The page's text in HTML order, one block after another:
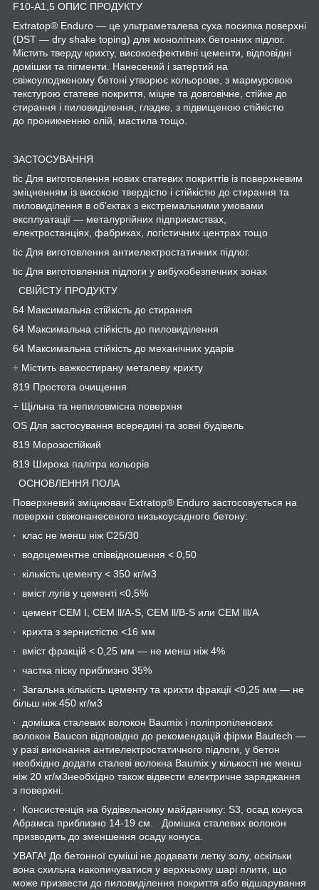
F10-A1,5 ОПИС ПРОДУКТУ
Extratop® Enduro — це ультраметалева суха посипка поверхні
(DST — dry shake toping) для монолітних бетонних підлог.
Містить тверду крихту, високоефективні цементи, відповідні
домішки та пігменти. Нанесений і затертий на
свіжоулодженому бетоні утворює кольорове, з мармуровою
текстурою статеве покриття, міцне та довговічне, стійке до
стирання і пиловиділення, гладке, з підвищеною стійкістю
до проникненню олій, мастила тощо.
ЗАСТОСУВАННЯ
tic Для виготовлення нових статевих покриттів із поверхневим
зміцненням із високою твердістю і стійкістю до стирання та
пиловиділення в об'єктах з екстремальними умовами
експлуатації — металургійних підприємствах,
електростанціях, фабриках, логістичних центрах тощо
tic Для виготовлення антиелектростатичних підлог.
tic Для виготовлення підлоги у вибухобезпечних зонах
СВІЙСТУ ПРОДУКТУ
64 Максимальна стійкість до стирання
64 Максимальна стійкість до пиловиділення
64 Максимальна стійкість до механічних ударів
÷ Містить важкостирану металеву крихту
819 Простота очищення
÷ Щільна та непиловмісна поверхня
OS Для застосування всередині та зовні будівель
819 Морозостійкий
819 Широка палітра кольорів
ОСНОВЛЕННЯ ПОЛА
Поверхневий зміцнювач Extratop® Enduro застосовується на
поверхні свіжонанесеного низькоусадного бетону:
· клас не менш ніж C25/30
· водоцементне співвідношення < 0,50
· кількість цементу < 350 кг/м3
· вміст лугів у цементі <0,5%
· цемент CEM I, CEM ll/A-S, CEM ll/B-S или CEM lll/A
· крихта з зернистістю <16 мм
· вміст фракцій < 0,25 мм — не менш ніж 4%
· частка піску приблизно 35%
· Загальна кількість цементу та крихти фракції <0,25 мм — не
більш ніж 450 кг/м3
· домішка сталевих волокон Baumix і поліпропіленових
волокон Baucon відповідно до рекомендацій фірми Bautech —
у разі виконання антиелектростатичного підлоги, у бетон
необхідно додати сталеві волокна Baumix у кількості не менш
ніж 20 кг/м3необхідно також відвести електричне заряджання
з поверхні.
· Консистенція на будівельному майданчику: S3, осад конуса
Абрамса приблизно 14-19 см. Домішка сталевих волокон
призводить до зменшення осаду конуса.
УВАГА! До бетонної суміші не додавати летку золу, оскільки
вона схильна накопичуватися у верхньому шарі плити, що
може призвести до пиловиділення покриття або відшарування